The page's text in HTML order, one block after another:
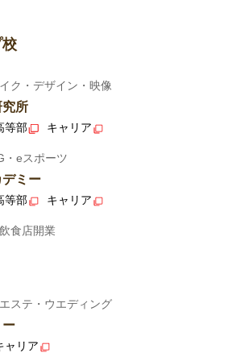
ク・デザイン・映像
所
等部 キャリア
・eスポーツ
ミー
等部 キャリア
食店開業
ステ・ウエディング
ー
ャリア